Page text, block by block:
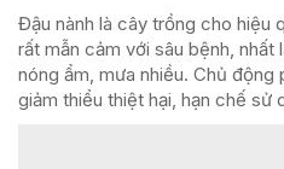
Đậu nành là cây trồng cho hiệu
rất mẫn cảm với sâu bệnh,
nóng ẩm, mưa nhiều. Chủ
giảm thiểu thiệt hại, hạn chế sử